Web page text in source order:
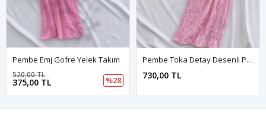
Pembe Emj Gofre Yelek Takım
375,00 TL
520,00 TL
%28
Pembe Toka Detay Desenli Pantolon Takım
730,00 TL